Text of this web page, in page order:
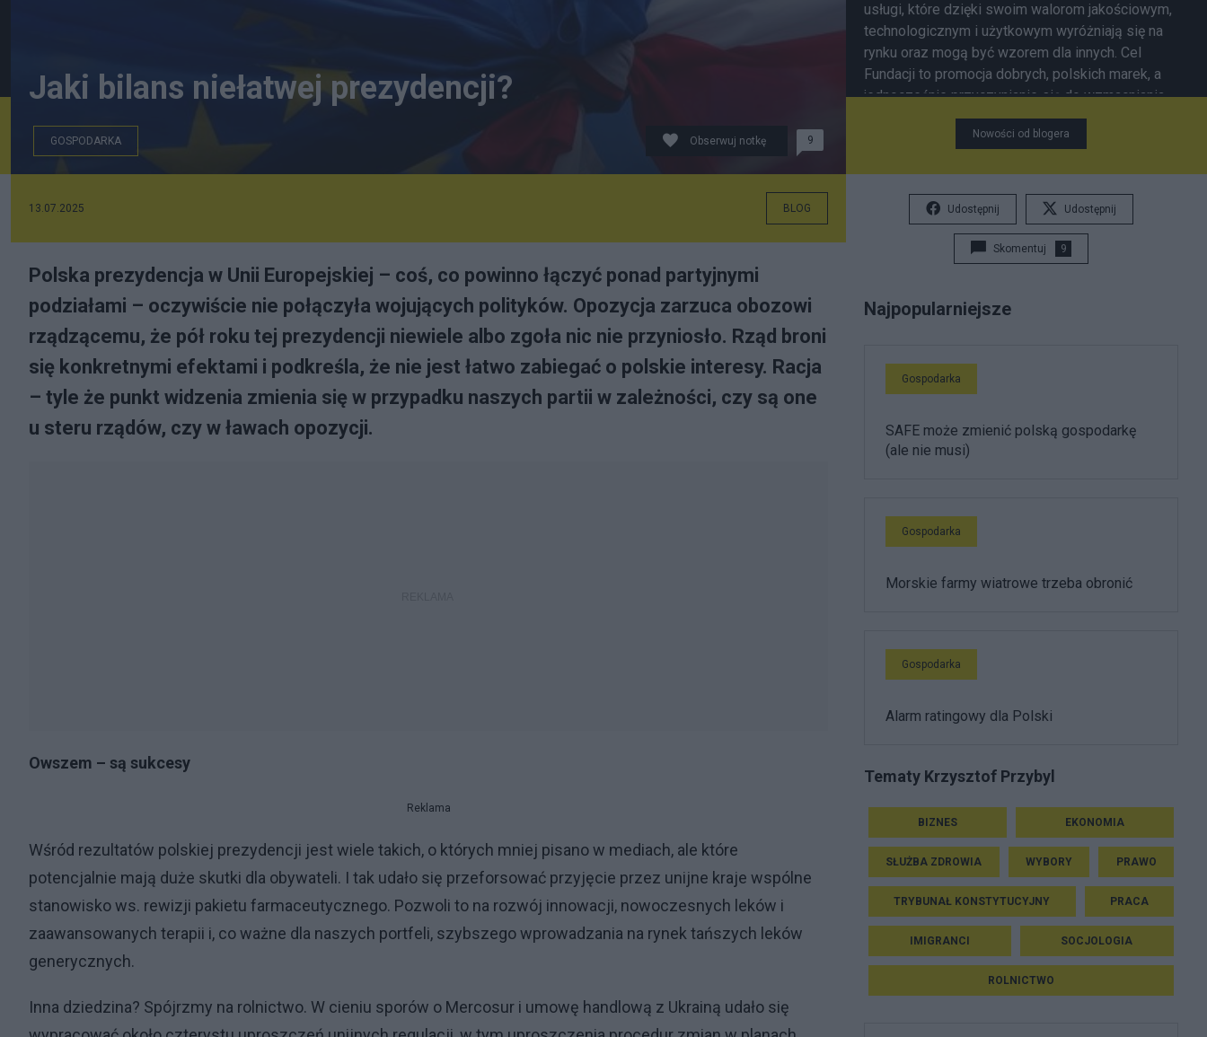
Jaki bilans niełatwej prezydencji?
GOSPODARKA Obserwuj notkę 9
13.07.2025 BLOG
Polska prezydencja w Unii Europejskiej – coś, co powinno łączyć ponad partyjnymi
podziałami – oczywiście nie połączyła wojujących polityków. Opozycja zarzuca obozowi
rządzącemu, że pół roku tej prezydencji niewiele albo zgoła nic nie przyniosło. Rząd broni
się konkretnymi efektami i podkreśla, że nie jest łatwo zabiegać o polskie interesy. Racja
– tyle że punkt widzenia zmienia się w przypadku naszych partii w zależności, czy są one
u steru rządów, czy w ławach opozycji.
Owszem – są sukcesy
Reklama
Wśród rezultatów polskiej prezydencji jest wiele takich, o których mniej pisano w mediach, ale które
potencjalnie mają duże skutki dla obywateli. I tak udało się przeforsować przyjęcie przez unijne kraje wspólne
stanowisko ws. rewizji pakietu farmaceutycznego. Pozwoli to na rozwój innowacji, nowoczesnych leków i
zaawansowanych terapii i, co ważne dla naszych portfeli, szybszego wprowadzania na rynek tańszych leków
generycznych.
Inna dziedzina? Spójrzmy na rolnictwo. W cieniu sporów o Mercosur i umowę handlową z Ukrainą udało się
usługi, które dzięki swoim walorom jakościowym,
technologicznym i użytkowym wyróżniają się na
rynku oraz mogą być wzorem dla innych. Cel
Fundacji to promocja dobrych, polskich marek, a
jednocześnie przyczynianie się do wzmacniania
marki Polska w Europie i na świecie.
Nowości od blogera
Udostępnij Udostępnij
Skomentuj 9
Najpopularniejsze
Gospodarka
SAFE może zmienić polską gospodarkę
(ale nie musi)
Gospodarka
Morskie farmy wiatrowe trzeba obronić
Gospodarka
Alarm ratingowy dla Polski
Tematy Krzysztof Przybyl
BIZNES EKONOMIA
SŁUŻBA ZDROWIA WYBORY PRAWO
TRYBUNAŁ KONSTYTUCYJNY PRACA
IMIGRANCI SOCJOLOGIA
ROLNICTWO